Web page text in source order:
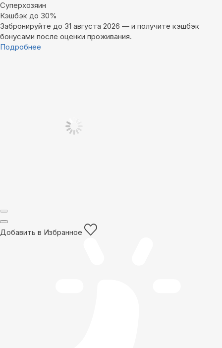
Суперхозяин
Кэшбэк до 30%
Забронируйте до 31 августа 2026 — и получите кэшбэк
бонусами после оценки проживания.
Подробнее
Добавить в Избранное